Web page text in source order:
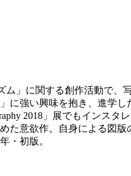
」に関する創作活動で、
強い興味を抱き、進学し
2018」展でもインスタ
意欲作。自身による図
・初版。